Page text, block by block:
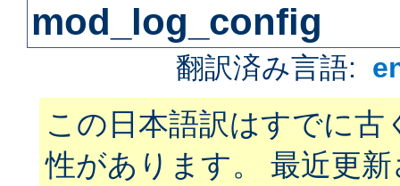
mod_log_config
翻訳済み言語:
この日本語訳はすでに古
性があります。 最近更